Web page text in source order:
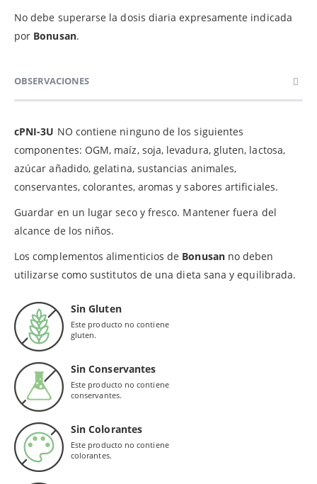
No debe superarse la dosis diaria expresamente indicada
por Bonusan.
OBSERVACIONES
cPNI-3U NO contiene ninguno de los siguientes
componentes: OGM, maíz, soja, levadura, gluten, lactosa,
azúcar añadido, gelatina, sustancias animales,
conservantes, colorantes, aromas y sabores artificiales.
Guardar en un lugar seco y fresco. Mantener fuera del
alcance de los niños.
Los complementos alimenticios de Bonusanno deben
utilizarse como sustitutos de una dieta sana y equilibrada.
Sin Gluten
Este producto no contiene
gluten.
Sin Conservantes
Este producto no contiene
conservantes.
Sin Colorantes
Este producto no contiene
colorantes.